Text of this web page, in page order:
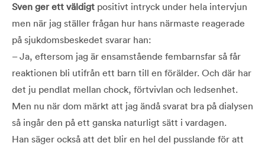
Sven ger ett väldigt positivt intryck under hela intervjun
men när jag ställer frågan hur hans närmaste reagerade
på sjukdomsbeskedet svarar han:
– Ja, eftersom jag är ensamstående fembarnsfar så får
reaktionen bli utifrån ett barn till en förälder. Och där har
det ju pendlat mellan chock, förtvivlan och ledsenhet.
Men nu när dom märkt att jag ändå svarat bra på dialysen
så ingår den på ett ganska naturligt sätt i vardagen.
Han säger också att det blir en hel del pusslande för att